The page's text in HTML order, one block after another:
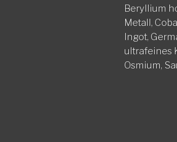
Beryllium
Metall,
Ingot,
ultrafeines
Osmium,